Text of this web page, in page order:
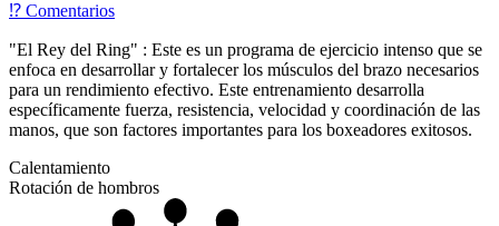
⁉️ Comentarios
"El Rey del Ring" : Este es un programa de ejercicio intenso que se
enfoca en desarrollar y fortalecer los músculos del brazo necesarios
para un rendimiento efectivo. Este entrenamiento desarrolla
específicamente fuerza, resistencia, velocidad y coordinación de las
manos, que son factores importantes para los boxeadores exitosos.
Calentamiento
Rotación de hombros